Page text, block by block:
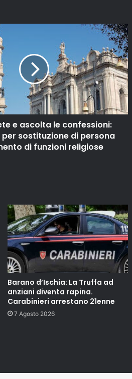
e ascolta le confessioni:
sostituzione di persona
di funzioni religiose
Barano d’Ischia: La Truffa ad
anziani diventa rapina.
Carabinieri arrestano 21enne
7 Agosto 2026